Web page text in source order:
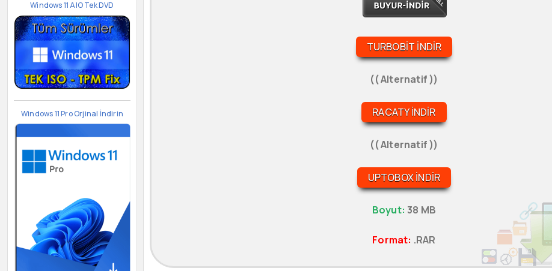
Windows 11 AIO Tek DVD
Windows 11 Pro Orjinal İndirin
TURBOBIT İNDIR
(( Alternatif ))
RACATY İNDIR
(( Alternatif ))
UPTOBOX İNDIR
Boyut:38 MB
Format: .RAR